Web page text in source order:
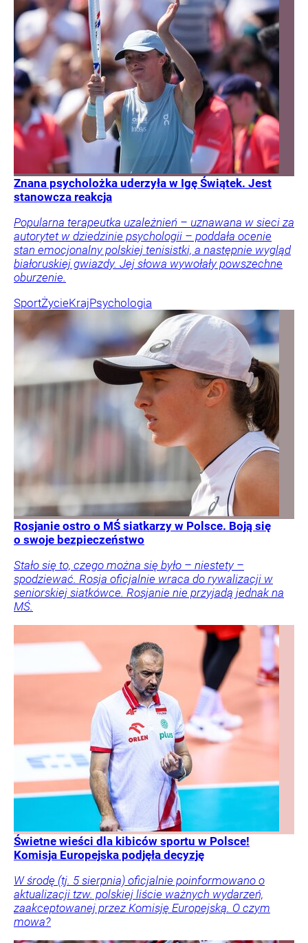
Znana psycholożka uderzyła w Igę Świątek. Jest
stanowcza reakcja
Popularna terapeutka uzależnień – uznawana w sieci za
autorytet w dziedzinie psychologii – poddała ocenie
stan emocjonalny polskiej tenisistki, a następnie wygląd
białoruskiej gwiazdy. Jej słowa wywołały powszechne
oburzenie.
SportŻycieKrajPsychologia
Rosjanie ostro o MŚ siatkarzy w Polsce. Boją się
o swoje bezpieczeństwo
Stało się to, czego można się było – niestety –
spodziewać. Rosja oficjalnie wraca do rywalizacji w
seniorskiej siatkówce. Rosjanie nie przyjadą jednak na
MŚ.
Świetne wieści dla kibiców sportu w Polsce!
Komisja Europejska podjęła decyzję
W środę (tj. 5 sierpnia) oficjalnie poinformowano o
aktualizacji tzw. polskiej liście ważnych wydarzeń,
zaakceptowanej przez Komisję Europejską. O czym
mowa?